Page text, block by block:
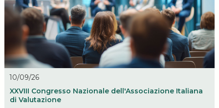
10/09/26
XXVIII Congresso Nazionale dell'Associazione Italiana
di Valutazione